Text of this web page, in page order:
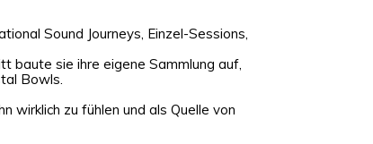
Sound Journeys, Einzel-Sessions,
baute sie ihre eigene Sammlung auf,
Bowls.
wirklich zu fühlen und als Quelle von